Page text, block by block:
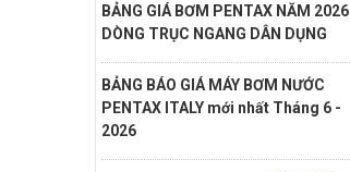
BẢNG GIÁ BƠM PENTAX NĂM 2026
DÒNG TRỤC NGANG DÂN DỤNG
BẢNG BÁO GIÁ MÁY BƠM NƯỚC
PENTAX ITALY mới nhất Tháng 6 -
2026